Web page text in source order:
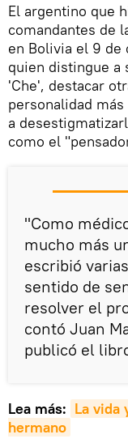
El argentino que
comandantes de
en Bolivia el 9 de
quien distingue a
'Che', destacar
personalidad
a
como el
"Como
mucho más
escribió
sentido de
resolver el
contó Juan
publicó el
Lea más: La vida
hermano